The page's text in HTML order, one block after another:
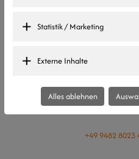
Peter Gietl
Staatl. gepr. Techniker
Bauleitung /
+49 9482 8023
Statistik / Marketing
Externe Inhalte
Alles ablehnen